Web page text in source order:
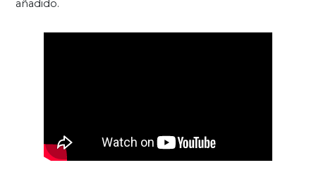
añadido.